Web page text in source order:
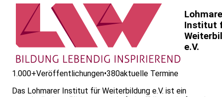
Institut
e.V.
1.000+Veröffentlichungen•380aktuelle Termine
Das Lohmarer Institut für Weiterbildung e.V. ist ein